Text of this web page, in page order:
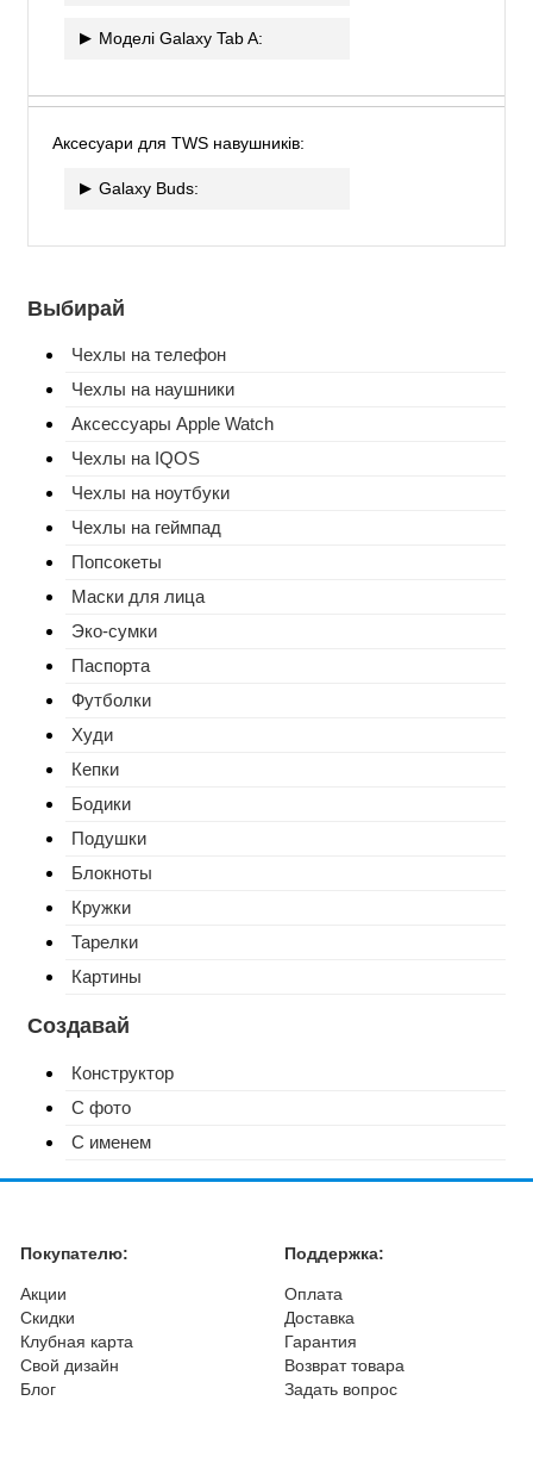
Моделі Galaxy Tab A:
Аксесуари для TWS навушників:
Galaxy Buds:
Выбирай
Чехлы на телефон
Чехлы на наушники
Аксессуары Apple Watch
Чехлы на IQOS
Чехлы на ноутбуки
Чехлы на геймпад
Попсокеты
Маски для лица
Эко-сумки
Паспорта
Футболки
Худи
Кепки
Бодики
Подушки
Блокноты
Кружки
Тарелки
Картины
Создавай
Конструктор
С фото
С именем
Покупателю:
Акции
Скидки
Клубная карта
Свой дизайн
Блог
Поддержка:
Оплата
Доставка
Гарантия
Возврат товара
Задать вопрос